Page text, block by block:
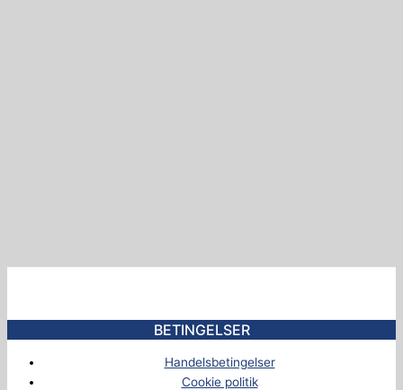
BETINGELSER
Handelsbetingelser
Cookie politik